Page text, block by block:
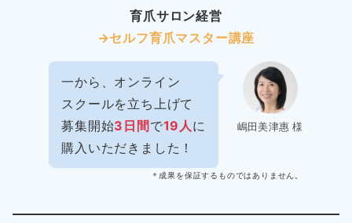
育爪サロン経営
→セルフ育爪マスター講座
嶋田美津惠 様
一から、オンライン
スクールを立ち上げて
募集開始3日間で19人 に
購入いただきました！
＊成果を保証するものではありません。